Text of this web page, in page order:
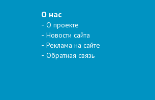
О нас
О проекте
Новости сайта
Реклама на сайте
Обратная связь